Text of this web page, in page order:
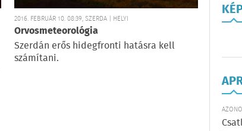
2016. FEBRUÁR 10. 08:39, SZERDA | HELYI
Orvosmeteorológia
Szerdán erős hidegfronti hatásra kell
számítani.